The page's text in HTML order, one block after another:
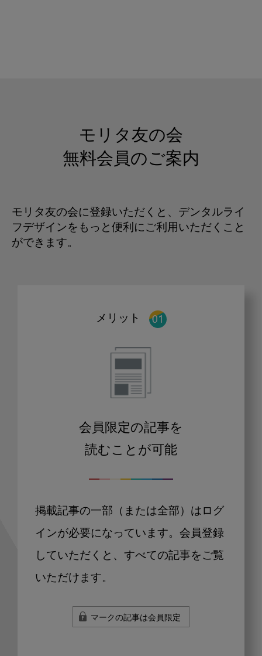
モリタ友の会
無料会員のご案内
モリタ友の会に登録いただくと、デンタルライ
フデザインをもっと便利にご利用いただくこと
ができます。
メリット
会員限定の記事を
読むことが可能
掲載記事の一部（または全部）はログ
インが必要になっています。会員登録
していただくと、すべての記事をご覧
いただけます。
マークの記事は会員限定